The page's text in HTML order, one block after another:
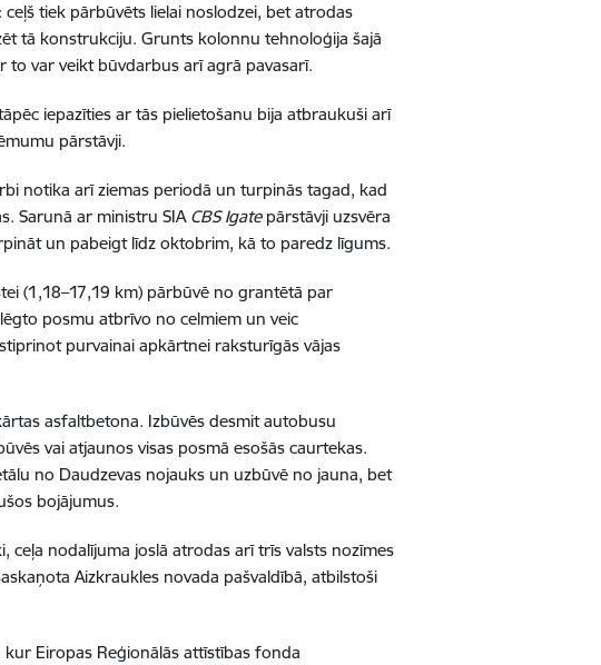
tiek pārbūvēts lielai noslodzei, bet atrodas
tā konstrukciju. Grunts kolonnu tehnoloģija šajā
var veikt būvdarbus arī agrā pavasarī.
iepazīties ar tās pielietošanu bija atbraukuši arī
pārstāvji.
notika arī ziemas periodā un turpinās tagad, kad
Sarunā ar ministru SIA CBS Igatepārstāvji uzsvēra
un pabeigt līdz oktobrim, kā to paredz līgums.
(1,18–17,19 km) pārbūvē no grantētā par
posmu atbrīvo no celmiem un veic
purvainai apkārtnei raksturīgās vājas
asfaltbetona. Izbūvēs desmit autobusu
vai atjaunos visas posmā esošās caurtekas.
no Daudzevas nojauks un uzbūvē no jauna, bet
bojājumus.
ceļa nodalījuma joslā atrodas arī trīs valsts nozīmes
Aizkraukles novada pašvaldībā, atbilstoši
Eiropas Reģionālās attīstības fonda